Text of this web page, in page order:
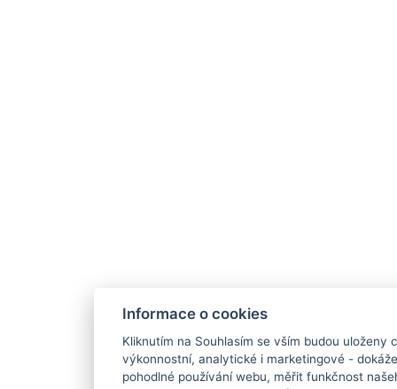
Informace o cookies
Kliknutím na Souhlasím se vším budou uloženy
výkonnostní, analytické i marketingové -
pohodlné používání webu, měřit funkčnost